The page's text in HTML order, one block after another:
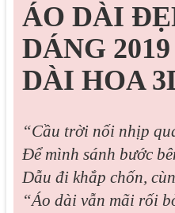
ÁO DÀI
DÁNG
DÀI HOA
“Cầu trời nối nhịp
Để mình sánh bước
Dẫu đi khắp chốn,
“Áo dài vẫn mãi rối